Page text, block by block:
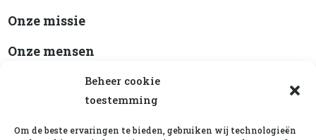
Beheer cookie
toestemming
Om de beste ervaringen te bieden, gebruiken wij technologieën
Onze missie
Onze mensen
Beleidsplan